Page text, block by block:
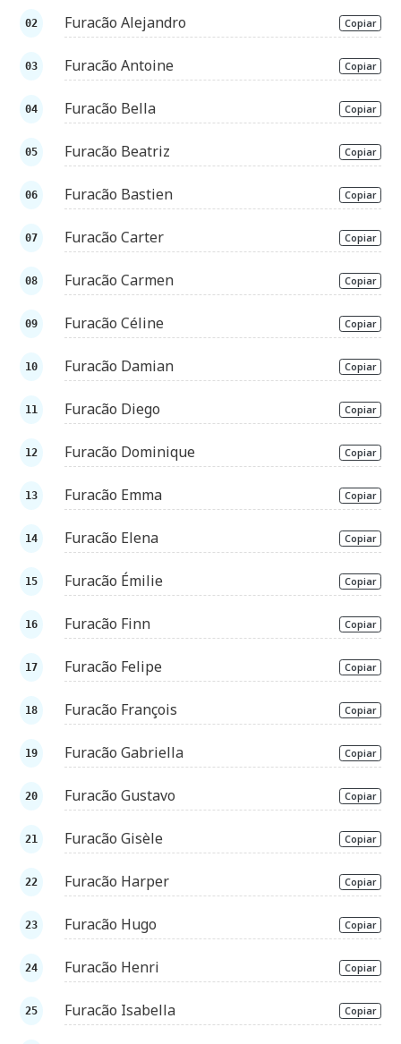
Furacão Alejandro Copiar
Furacão Antoine Copiar
Furacão Bella Copiar
Furacão Beatriz Copiar
Furacão Bastien Copiar
Furacão Carter Copiar
Furacão Carmen Copiar
Furacão Céline Copiar
Furacão Damian Copiar
Furacão Diego Copiar
Furacão Dominique Copiar
Furacão Emma Copiar
Furacão Elena Copiar
Furacão Émilie Copiar
Furacão Finn Copiar
Furacão Felipe Copiar
Furacão François Copiar
Furacão Gabriella Copiar
Furacão Gustavo Copiar
Furacão Gisèle Copiar
Furacão Harper Copiar
Furacão Hugo Copiar
Furacão Henri Copiar
Furacão Isabella Copiar